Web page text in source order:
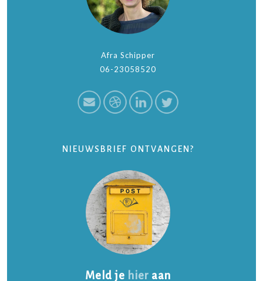
Afra Schipper
06-23058520
NIEUWSBRIEF ONTVANGEN?
Meld je hier aan